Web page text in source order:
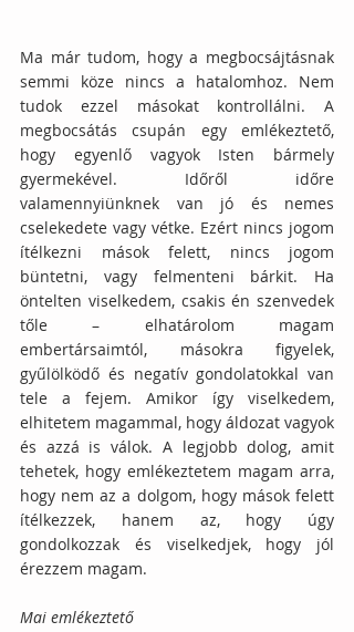
Ma már tudom, hogy a megbocsájtásnak
semmi köze nincs a hatalomhoz. Nem
tudok ezzel másokat kontrollálni. A
megbocsátás csupán egy emlékeztető,
hogy egyenlő vagyok Isten bármely
gyermekével. Időről időre
valamennyiünknek van jó és nemes
cselekedete vagy vétke. Ezért nincs jogom
ítélkezni mások felett, nincs jogom
büntetni, vagy felmenteni bárkit. Ha
öntelten viselkedem, csakis én szenvedek
tőle – elhatárolom magam
embertársaimtól, másokra figyelek,
gyűlölködő és negatív gondolatokkal van
tele a fejem. Amikor így viselkedem,
elhitetem magammal, hogy áldozat vagyok
és azzá is válok. A legjobb dolog, amit
tehetek, hogy emlékeztetem magam arra,
hogy nem az a dolgom, hogy mások felett
ítélkezzek, hanem az, hogy úgy
gondolkozzak és viselkedjek, hogy jól
érezzem magam.
Mai emlékeztető